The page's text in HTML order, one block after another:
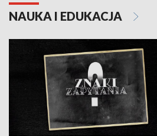
NAUKA I EDUKACJA